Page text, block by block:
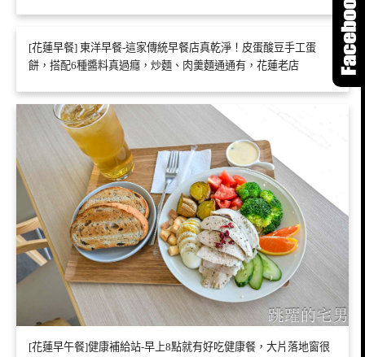
[花蓮早餐] 東洋早餐-這家傳統早餐店真乾淨！皮蛋酸豆手工蛋
餅，搭配6種醬料真過癮，炒麵、肉羹麵通通有，花蓮老店
[花蓮早午餐]健康補給站-早上8點就有好吃健康餐，大片落地窗很